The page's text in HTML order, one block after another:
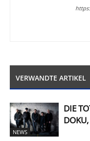
VERWANDTE ARTIKEL
NEWS
DIE